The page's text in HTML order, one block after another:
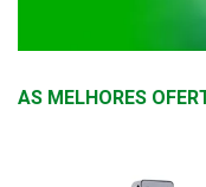
AS MELHORES